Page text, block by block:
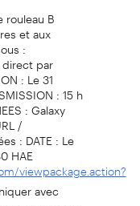
rouleau B
et aux
:
par
: Le 31
: 15 h
: Galaxy
/
: DATE : Le
HAE
viewpackage.action?
avec